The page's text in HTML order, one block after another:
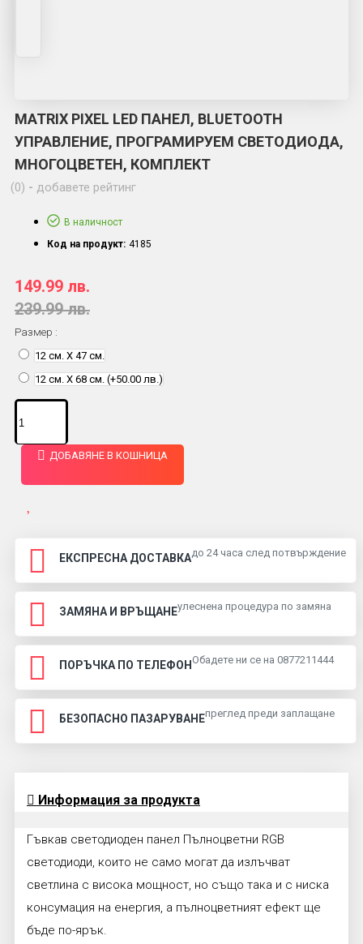
MATRIX PIXEL LED ПАНЕЛ, BLUETOOTH
УПРАВЛЕНИЕ, ПРОГРАМИРУЕМ СВЕТОДИОДА,
МНОГОЦВЕТЕН, КОМПЛЕКТ
(0) - добавете рейтинг
149.99 лв.
239.99 лв.
В наличност
Код на продукт: 4185
Размер :
12 см. Х 47 см.
12 см. Х 68 см. (+50.00 лв.)
ДОБАВЯНЕ В КОШНИЦА
ЕКСПРЕСНА ДОСТАВКАдо 24 часа след потвърждение
ЗАМЯНА И ВРЪЩАНЕулеснена процедура по замяна
ПОРЪЧКА ПО ТЕЛЕФОН Обадете ни се на 0877211444
БЕЗОПАСНО ПАЗАРУВАНЕпреглед преди заплащане
Информация за продукта
Гъвкав светодиоден панел Пълноцветни RGB
светодиоди, които не само могат да излъчват
светлина с висока мощност, но също така и с ниска
консумация на енергия, а пълноцветният ефект ще
бъде по-ярък.